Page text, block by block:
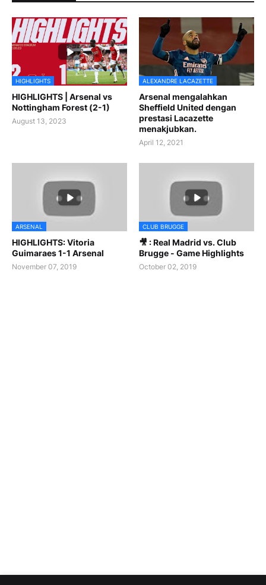
HIGHLIGHTS
HIGHLIGHTS | Arsenal vs
Nottingham Forest (2-1)
August 13, 2023
ALEXANDRE LACAZETTE
Arsenal mengalahkan
Sheffield United dengan
prestasi Lacazette
menakjubkan.
April 12, 2021
ARSENAL
HIGHLIGHTS: Vitoria
Guimaraes 1-1 Arsenal
November 07, 2019
CLUB BRUGGE
🎥 : Real Madrid vs. Club
Brugge - Game Highlights
October 02, 2019